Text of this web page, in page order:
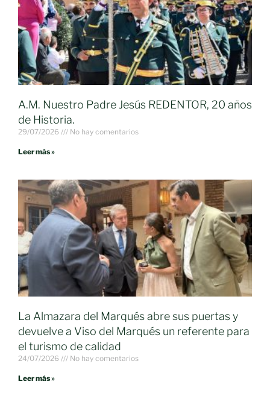
A.M. Nuestro Padre Jesús REDENTOR, 20 años
de Historia.
29/07/2026 No hay comentarios
Leer más »
La Almazara del Marqués abre sus puertas y
devuelve a Viso del Marqués un referente para
el turismo de calidad
24/07/2026 No hay comentarios
Leer más »